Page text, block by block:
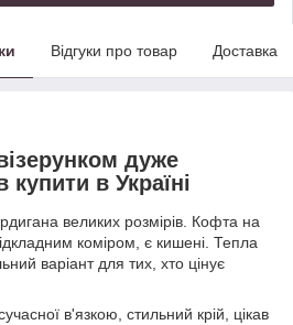
Відгуки про товар Доставка
дуже
купити в Україні
великих розмірів. Кофта на
коміром, є кишені. Тепла
варіант для тих, хто цінує
в'язкою, стильний крій, цікав